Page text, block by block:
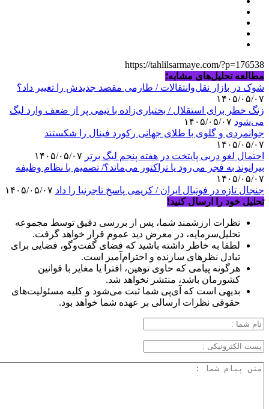
https://tahlilsarmaye.com/?p=176538
مطالعه تحلیل‌های مشابه؛
شوک در بازار نقل‌وانتقالات / طارمی مقصد جدیدش را تغییر داد؟
۱۴۰۵/۰۵/۰۷
زنگ خطر برای استقلال / بختیاری‌زاده با تیمی پر از ضعف وارد لیگ
می‌شود
جوانمردی و گلوی با طلای جهانی رکورد فینال را شکستند
۱۴۰۵/۰۵/۰۷
احتمال لغو دربی پایتخت در هفته پنجم لیگ برتر
بیرانوند به فجر می‌رود یا تراکتور می‌ماند؟/ تصمیم با نظام وظیفه
۱۴۰۵/۰۵/۰۷
جنجال تازه در فوتبال ایران / کریمی پاسخ تاجرنیا را داد
تحلیل خود را ارسال کنید!
نظرات ارزشمند شما، پس از بررسی دقیق توسط مجموعه
تحلیل‌سرمایه، در معرض دید عموم قرار خواهد گرفت.
لطفا به خاطر داشته باشید که فضای گفت‌وگو، فضایی برای
تبادل نظرهای سازنده و احترام‌آمیز است.
هرگونه پیامی که حاوی توهین، افترا یا مغایر با قوانین
کشورمان باشد، منتشر نخواهد شد.
بدیهی است که آی‌پی شما ثبت می‌شود و کلیه مسئولیت‌های
حقوقی نظرات ارسالی بر عهده شما خواهد بود.